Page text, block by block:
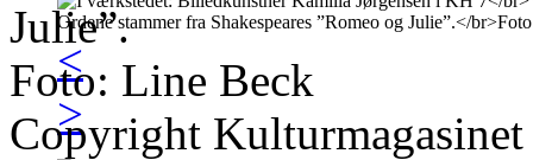
<
>
Julie”.
Foto: Line Beck
Copyright